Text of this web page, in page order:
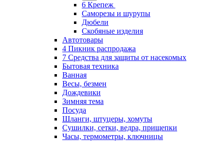
6 Крепеж
Саморезы и шурупы
Дюбели
Скобяные изделия
Автотовары
4 Пикник распродажа
7 Средства для защиты от насекомых
Бытовая техника
Ванная
Весы, безмен
Дождевики
Зимняя тема
Посуда
Шланги, штуцеры, хомуты
Сушилки, сетки, ведра, прищепки
Часы, термометры, ключницы